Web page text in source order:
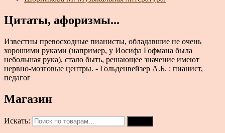
Цитаты, афоризмы...
Известны превосходные пианисты, обладавшие не очень
хорошими руками (например, у Иосифа Гофмана была
небольшая рука), стало быть, решающее значение имеют
нервно-мозговые центры. - Гольденвейзер А.Б. : пианист,
педагог
Магазин
Искать: